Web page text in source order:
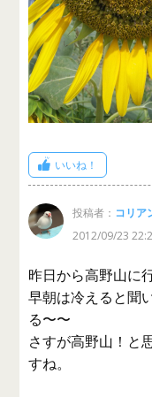
いいね！
投稿者： コリア
2012/09/23
昨日から高野山に
早朝は冷えると聞
る〜〜
さすが高野山！と
すね。